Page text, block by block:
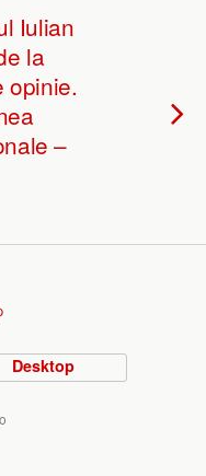
Iulian
la
opinie.
–
Desktop